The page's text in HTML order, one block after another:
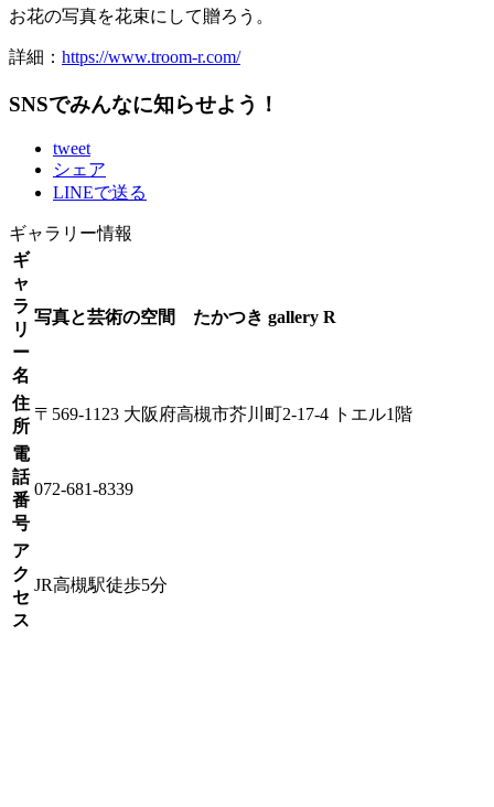
お花の写真を花束にして贈ろう。
詳細： https://www.troom-r.com/
SNSでみんなに知らせよう！
tweet
シェア
LINEで送る
ギャラリー情報
ギ
ャ
ラ
リ
ー
名
写真と芸術の空間 たかつき gallery R
住
所
〒569-1123 大阪府高槻市芥川町2-17-4 トエル1階
電
話
番
号
072-681-8339
ア
ク
セ
ス
JR高槻駅徒歩5分